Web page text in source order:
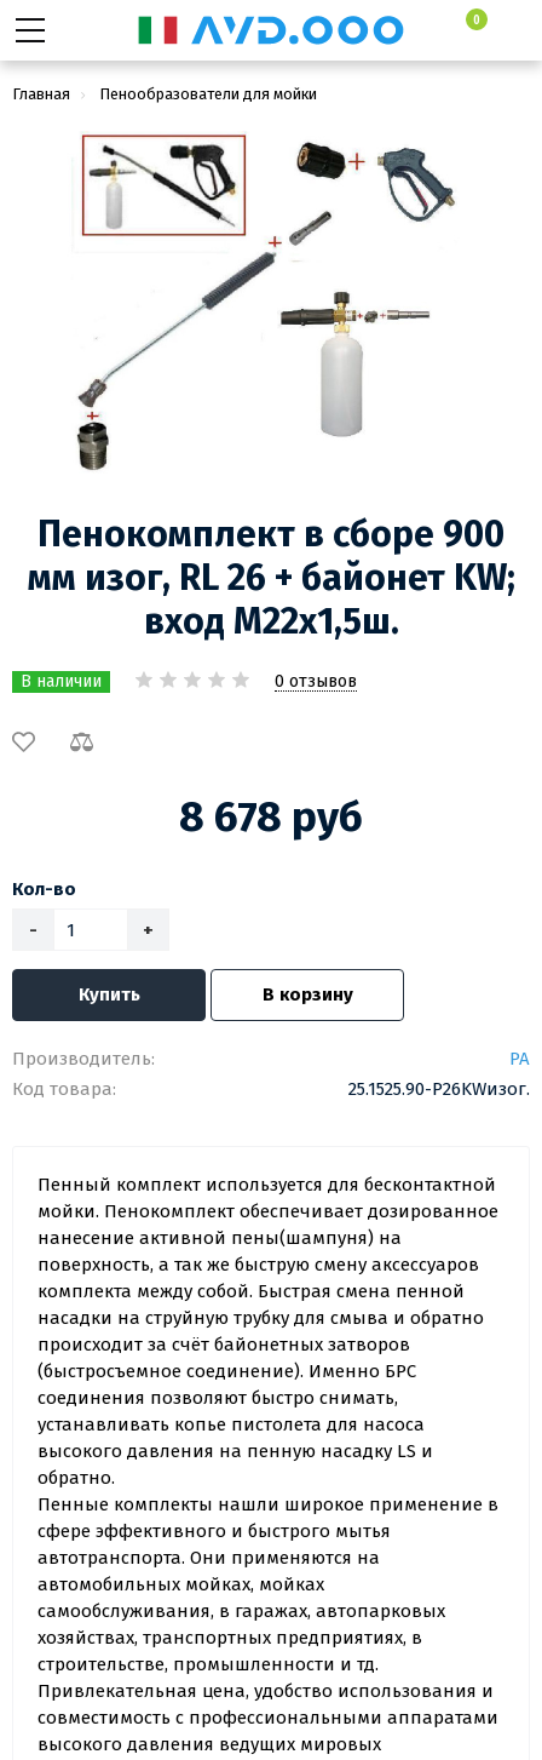
0
Главная
Пенообразователи для мойки
Пенокомплект в сборе 900 мм изог, RL 26 + байонет KW;
вход М22х1,5ш.
Пенокомплект в сборе 900
мм изог, RL 26 + байонет KW;
вход М22х1,5ш.
В наличии 0 отзывов
8 678 руб
Кол-во
-
+
Купить В корзину
Производитель:
PA
Код товара:
25.1525.90-P26KWизог.
Пенный комплект используется для бесконтактной
мойки. Пенокомплект обеспечивает дозированное
нанесение активной пены(шампуня) на
поверхность, а так же быструю смену аксессуаров
комплекта между собой. Быстрая смена пенной
насадки на струйную трубку для смыва и обратно
происходит за счёт байонетных затворов
(быстросъемное соединение). Именно БРС
соединения позволяют быстро снимать,
устанавливать копье пистолета для насоса
высокого давления на пенную насадку LS и
обратно.
Пенные комплекты нашли широкое применение в
сфере эффективного и быстрого мытья
автотранспорта. Они применяются на
автомобильных мойках, мойках
самообслуживания, в гаражах, автопарковых
хозяйствах, транспортных предприятиях, в
строительстве, промышленности и тд.
Привлекательная цена, удобство использования и
совместимость с профессиональными аппаратами
высокого давления ведущих мировых